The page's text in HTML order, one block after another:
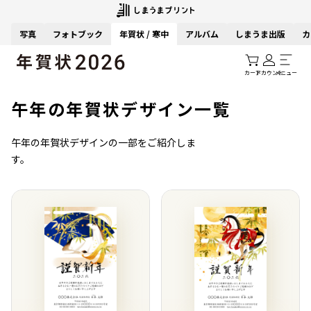
写真 フォトブック 年賀状 / 寒中 アルバム しまうま出版
カートアカウントメニュー
午年の年賀状デザイン一覧
午年の年賀状デザインの一部をご紹介しま
す。